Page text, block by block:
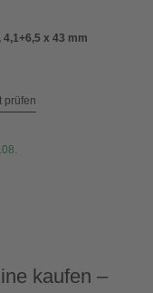
x 43 mm
prüfen
kaufen –